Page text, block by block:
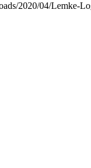
2020/04/Lemke-